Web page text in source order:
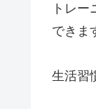
トレ
できま
生活習